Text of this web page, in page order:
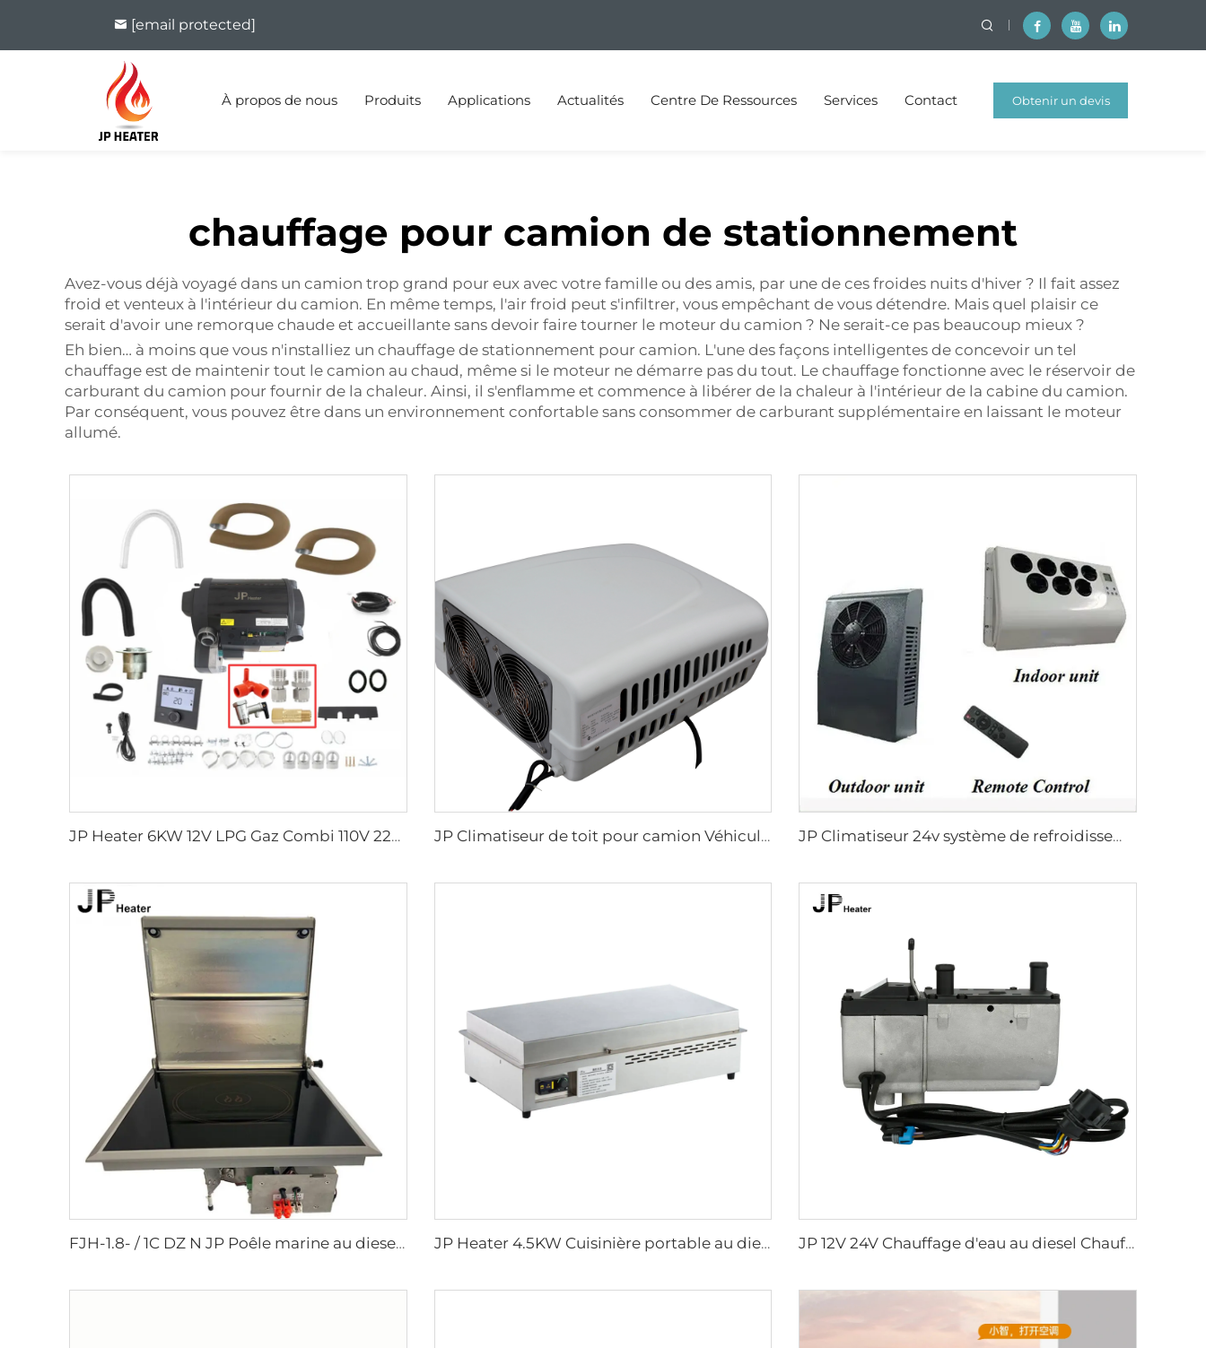
[email protected]
À propos de nous Produits Applications Actualités Centre De Ressources Services Contact Obtenir un devis
chauffage pour camion de stationnement
Avez-vous déjà voyagé dans un camion trop grand pour eux avec votre famille ou des amis, par une de ces froides nuits d'hiver ? Il fait assez
froid et venteux à l'intérieur du camion. En même temps, l'air froid peut s'infiltrer, vous empêchant de vous détendre. Mais quel plaisir ce
serait d'avoir une remorque chaude et accueillante sans devoir faire tourner le moteur du camion ? Ne serait-ce pas beaucoup mieux ?
Eh bien… à moins que vous n'installiez un chauffage de stationnement pour camion. L'une des façons intelligentes de concevoir un tel
chauffage est de maintenir tout le camion au chaud, même si le moteur ne démarre pas du tout. Le chauffage fonctionne avec le réservoir de
carburant du camion pour fournir de la chaleur. Ainsi, il s'enflamme et commence à libérer de la chaleur à l'intérieur de la cabine du camion.
Par conséquent, vous pouvez être dans un environnement confortable sans consommer de carburant supplémentaire en laissant le moteur
allumé.
JP Heater 6KW 12V LPG Gaz Combi 110V 220V Chauffage air et eau similaire à truma combi 6e JP Climatiseur de toit pour camion Véhicule lourd 12V JP Climatiseur 24v système de refroidissement à air pour camion
FJH-1.8- / 1C DZ N JP Poêle marine au diesel à un brûleur pour camping-car JP Heater 4.5KW Cuisinière portable au diesel 12V Poêle au diesel JP 12V 24V Chauffage d'eau au diesel Chauffage stationnaire à eau 5KW pour camion